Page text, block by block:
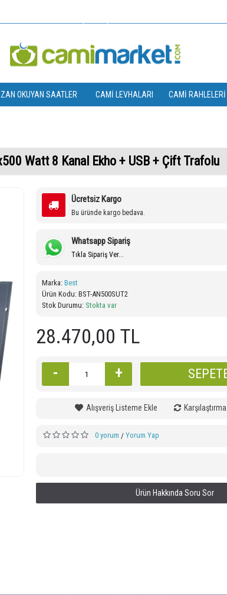
OKUYAN SAATLER CAMI LEVHALARI CAMI RAHLELERI
2x400 Watt 8 Kanal Ekho + USB
Watt 8 Kanal Ekho + USB + Çift Trafolu
Ücretsiz Kargo
Bu üründe kargo bedava.
Whatsapp Sipariş
Tıkla Sipariş Ver...
Marka: Best
Ürün Kodu: BST-AN500SUT2
Stok Durumu: Stokta var
28.470,00 TL
- +
Alışveriş Listeme Ekle
0 yorum / Yorum Yap
Ürün Hakkında Soru Sor